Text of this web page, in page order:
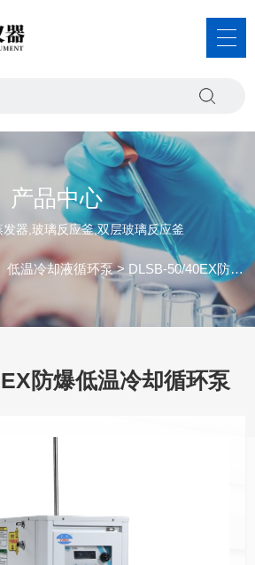
产品中心
发器,玻璃反应釜,双层玻璃反应釜
低温冷却液循环泵> DLSB-50/40EX防爆低温冷却循环泵
防爆低温冷却循环泵